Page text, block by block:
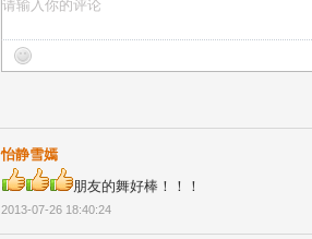
怡静雪嫣
朋友的舞好棒！！！
2013-07-26 18:40:24